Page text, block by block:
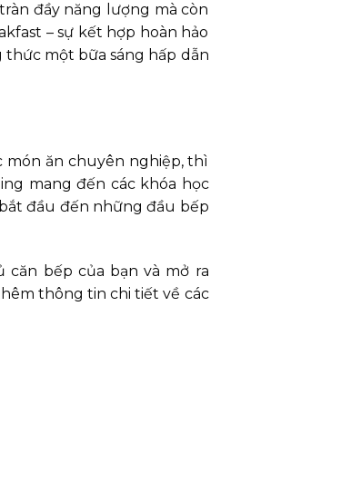
đầy năng lượng mà còn
– sự kết hợp hoàn hảo
một bữa sáng hấp dẫn
món ăn chuyên nghiệp, thì
mang đến các khóa học
đầu đến những đầu bếp
bếp của bạn và mở ra
thông tin chi tiết về các